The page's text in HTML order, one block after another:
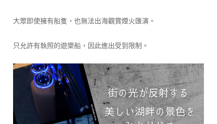
大眾即使擁有船隻，也無法出海觀賞煙火匯演。
只允許有執照的遊樂船，因此進出受到限制。